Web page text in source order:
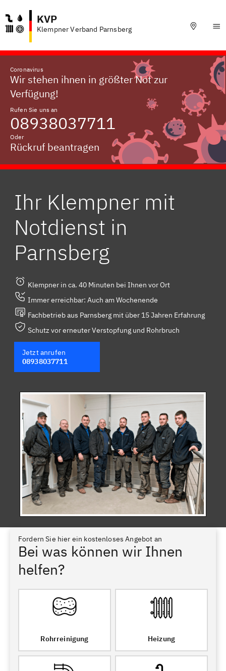
KVP
Klempner Verband Parnsberg
Coronavirus
Wir stehen ihnen in größter Not zur
Verfügung!
Rufen Sie uns an
08938037711
Oder
Rückruf beantragen
Ihr Klempner mit
Notdienst in
Parnsberg
Klempner in ca. 40 Minuten bei Ihnen vor Ort
Immer erreichbar: Auch am Wochenende
Fachbetrieb aus Parnsberg mit über 15 Jahren Erfahrung
Schutz vor erneuter Verstopfung und Rohrbruch
Jetzt anrufen
08938037711
Fordern Sie hier ein kostenloses Angebot an
Bei was können wir Ihnen
helfen?
Rohrreinigung Heizung